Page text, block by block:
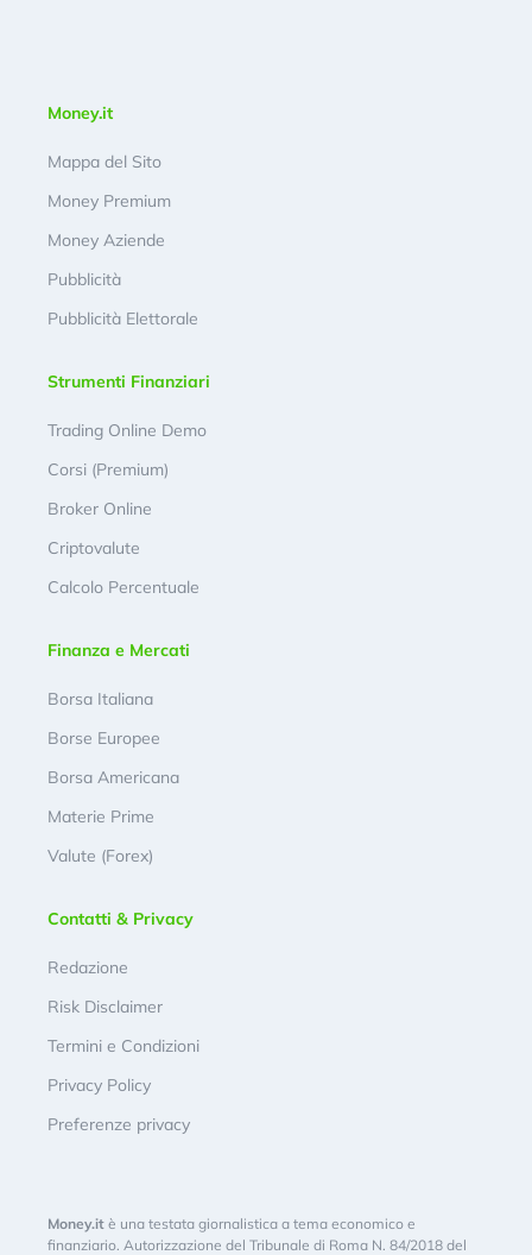
Money.it
Mappa del Sito
Money Premium
Money Aziende
Pubblicità
Pubblicità Elettorale
Strumenti Finanziari
Trading Online Demo
Corsi (Premium)
Broker Online
Criptovalute
Calcolo Percentuale
Finanza e Mercati
Borsa Italiana
Borse Europee
Borsa Americana
Materie Prime
Valute (Forex)
Contatti & Privacy
Redazione
Risk Disclaimer
Termini e Condizioni
Privacy Policy
Preferenze privacy
Money.it è una testata giornalistica a tema economico e
finanziario. Autorizzazione del Tribunale di Roma N. 84/2018 del